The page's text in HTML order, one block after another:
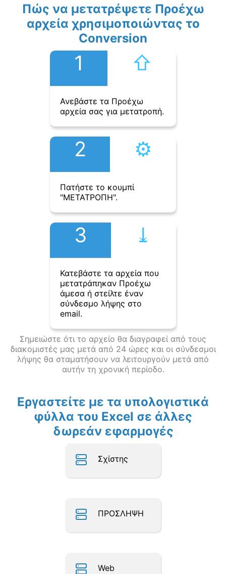
Πώς να μετατρέψετε Προέχω
αρχεία χρησιμοποιώντας το
Conversion
1 ⇧︎
Ανεβάστε τα Προέχω
αρχεία σας για μετατροπή.
2 ⚙︎
Πατήστε το κουμπί
"ΜΕΤΑΤΡΟΠΗ".
3 ⤓︎
Κατεβάστε τα αρχεία που
μετατράπηκαν Προέχω
άμεσα ή στείλτε έναν
σύνδεσμο λήψης στο
email.
Σημειώστε ότι το αρχείο θα διαγραφεί από τους
διακομιστές μας μετά από 24 ώρες και οι σύνδεσμοι
λήψης θα σταματήσουν να λειτουργούν μετά από
αυτήν τη χρονική περίοδο.
Εργαστείτε με τα υπολογιστικά
φύλλα του Excel σε άλλες
δωρεάν εφαρμογές
Σχίστης
ΠΡΟΣΛΗΨΗ
Web